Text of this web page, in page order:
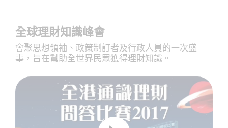
全球理財知識峰會
會聚思想領袖、政策制訂者及行政人員的一次盛
事，旨在幫助全世界民眾獲得理財知識。